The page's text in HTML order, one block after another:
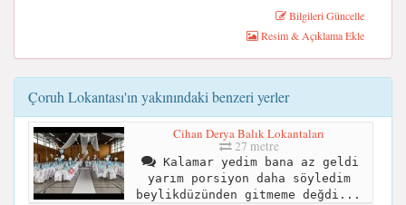
Bilgileri Güncelle
Resim & Açıklama Ekle
Çoruh Lokantası'ın yakınındaki benzeri yerler
Cihan Derya Balık Lokantaları
27 metre
Kalamar yedim bana az geldi
yarım porsiyon daha söyledim
beylikdüzünden gitmeme değdi...